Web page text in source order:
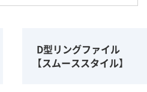
D型リングファイル
【スムーススタイル】